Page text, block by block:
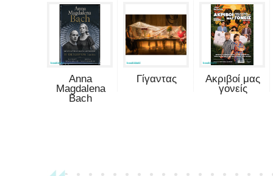
Anna
Magdalena
Bach
Γίγαντας
Ακριβοί μας
γονείς